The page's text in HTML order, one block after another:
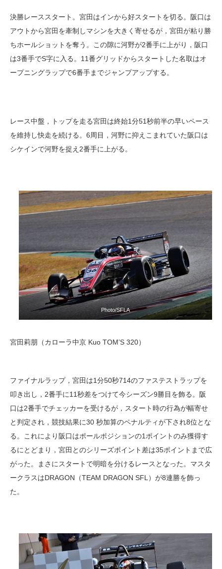
決勝レーススタート。宮田はインから好スタートを切る。阪口は
アウトから宮田を牽制しマシンを大きく寄せるが，宮田が粘り勝
ちホールショットを奪う。この隙に河野が2番手に上がり，阪口
は3番手でS字に入る。11番グリッドからスタートした名取はオ
ープニングラップで6番手までジャンプアップする。
レース中盤，トップを走る宮田は終始1分51秒前半の早いペース
を維持し快走を続ける。6周目，河野に抑えこまれていた阪口は
シケインで河野を捉え2番手に上がる。
Photo/SFLA
宮田莉朋（カローラ中京 Kuo TOM’S 320）
ファイナルラップ，宮田は1分50秒714のファステストラップを
叩き出し，2番手に11秒差をつけて今シーズン9勝目を飾る。阪
口は2番手でチェッカーを受けるが，スタート時の行為が幅寄せ
と判定され，競技結果に30 秒加算のペナルティが下され8位とな
る。これにより阪口はポールポジションの1ポイントのみ獲得す
るにとどまり，宮田とのシリーズポイント差は35ポイントまで広
がった。まさにスタートで明暗を分けるレースとなった。マスタ
ークラスはDRAGON（TEAM DRAGON SFL）が8連勝を飾っ
た。